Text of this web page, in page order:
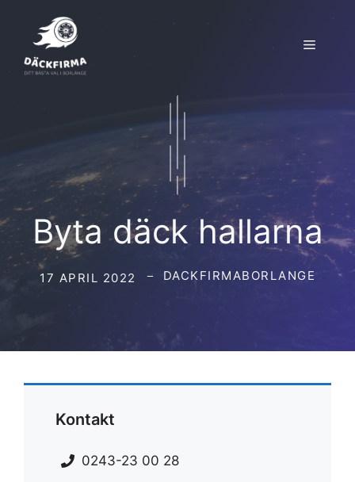
innehåll
Meny
Byta däck hallarna
17 APRIL 2022 DACKFIRMABORLANGE
Kontakt
0243-23 00 28